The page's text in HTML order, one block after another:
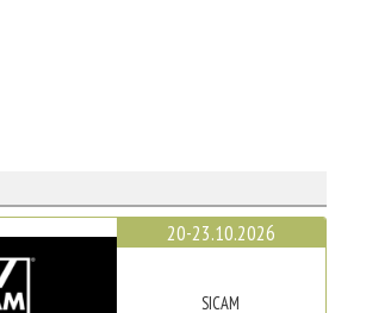
20-23.10.2026
SICAM